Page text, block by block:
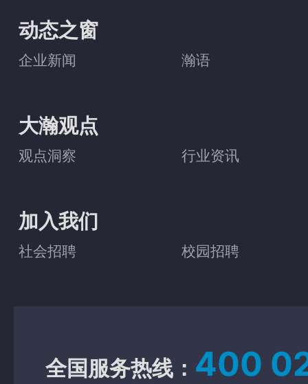
动态之窗
企业新闻 瀚语
大瀚观点
观点洞察 行业资讯
加入我们
社会招聘 校园招聘
全国服务热线： 400